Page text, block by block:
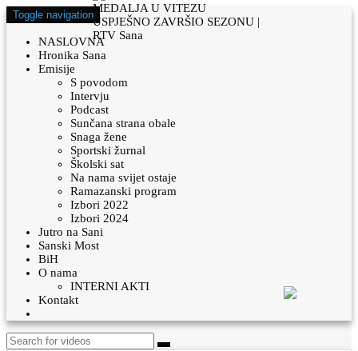
Toggle navigation
NASLOVNA
Hronika Sana
Emisije
S povodom
Intervju
Podcast
Sunčana strana obale
Snaga žene
Sportski žurnal
Školski sat
Na nama svijet ostaje
Ramazanski program
Izbori 2022
Izbori 2024
Jutro na Sani
Sanski Most
BiH
O nama
INTERNI AKTI
Kontakt